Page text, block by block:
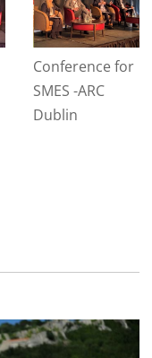
Conference for
SMES -ARC
Dublin